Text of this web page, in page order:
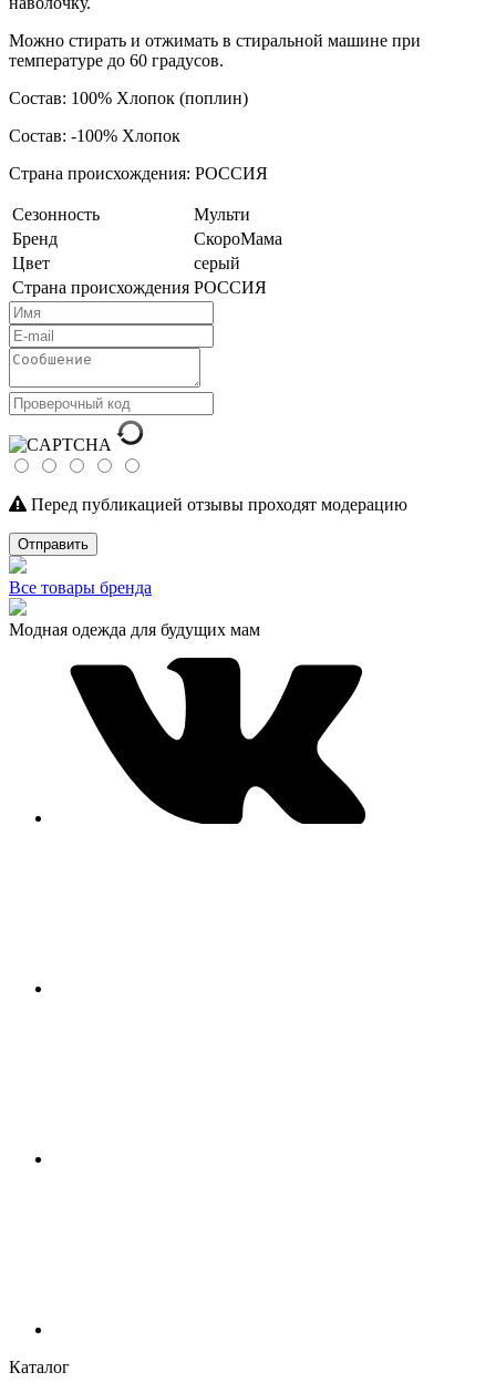
Можно стирать и отжимать в стиральной машине при
температуре до 60 градусов.
Состав: 100% Хлопок (поплин)
Состав: -100% Хлопок
Страна происхождения: РОССИЯ
Сезонность
Мульти
Бренд
СкороМама
Цвет
серый
Страна происхождения РОССИЯ
Перед публикацией отзывы проходят модерацию
Отправить
Все товары бренда
Модная одежда для будущих мам
Каталог